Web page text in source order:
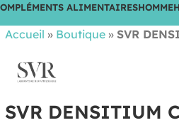
ALIMENTAIRESHOMME
Accueil » Boutique» SVR
SVR DENSITIUM